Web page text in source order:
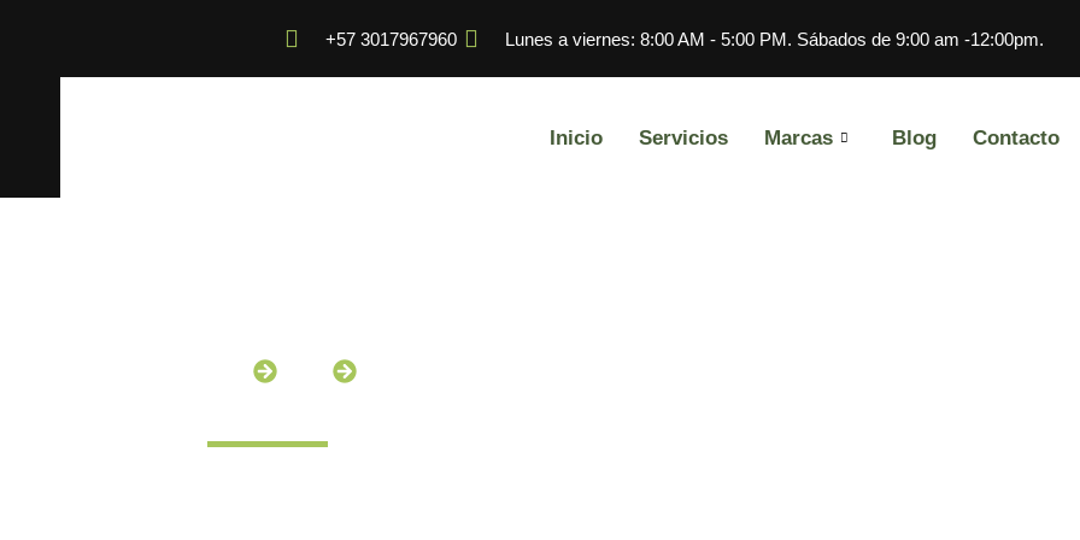
+57 3017967960 Lunes a viernes: 8:00 AM - 5:00 PM. Sábados de 9:00 am -12:00pm.
Inicio Servicios Marcas Blog Contacto